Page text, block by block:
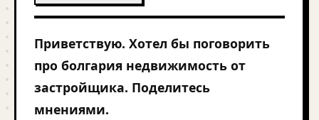
Приветствую. Хотел бы поговорить
про болгария недвижимость от
застройщика. Поделитесь
мнениями.